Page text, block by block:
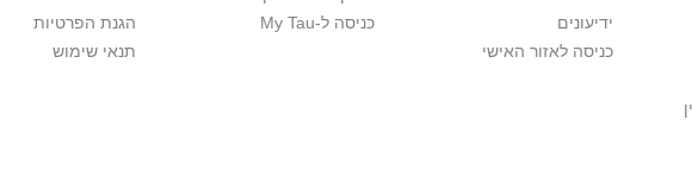
ידיעונים
כניסה לאזור האישי
כניסה ל-My Tau
הגנת הפרטיות
תנאי שימוש